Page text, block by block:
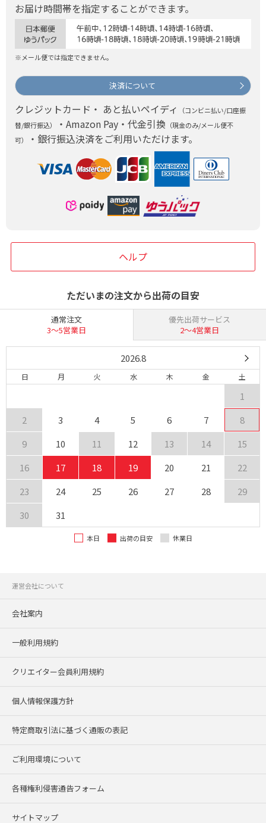
お届け時間帯を指定することができます。
※メール便では指定できません。
決済について
クレジットカード・ あと払いペイディ
（コンビニ払い/口座振
替/銀行振込）
・Amazon Pay・代金引換 （現金のみ/メール便不
可）
・銀行振込決済をご利用いただけます。
ヘルプ
ただいまの注文から出荷の目安
通常注文
3〜5営業日
優先出荷サービス
2〜4営業日
2026.8
日 月 火 水 木 金 土
1
2
3 4 5 6 7
8
9
10 11 12 13 14
15
16
17 18 19 20 21
22
23
24 25 26 27 28
29
30
31
本日 出荷の目安 休業日
運営会社について
会社案内
一般利用規約
クリエイター会員利用規約
個人情報保護方針
特定商取引法に基づく通販の表記
ご利用環境について
各種権利侵害通告フォーム
サイトマップ